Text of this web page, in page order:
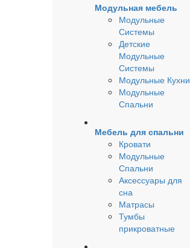
Модульная мебель
Модульные
Системы
Детские
Модульные
Системы
Модульные Кухни
Модульные
Спальни
Мебель для спальни
Кровати
Модульные
Спальни
Аксессуары для
сна
Матрасы
Тумбы
прикроватные